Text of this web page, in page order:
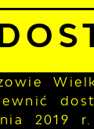
2019